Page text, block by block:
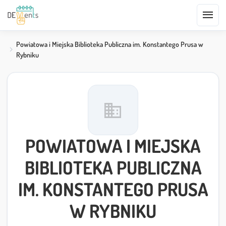
menu
Powiatowa i Miejska Biblioteka Publiczna im. Konstantego Prusa w
Rybniku
domain
POWIATOWA I MIEJSKA
BIBLIOTEKA PUBLICZNA
IM. KONSTANTEGO PRUSA
W RYBNIKU